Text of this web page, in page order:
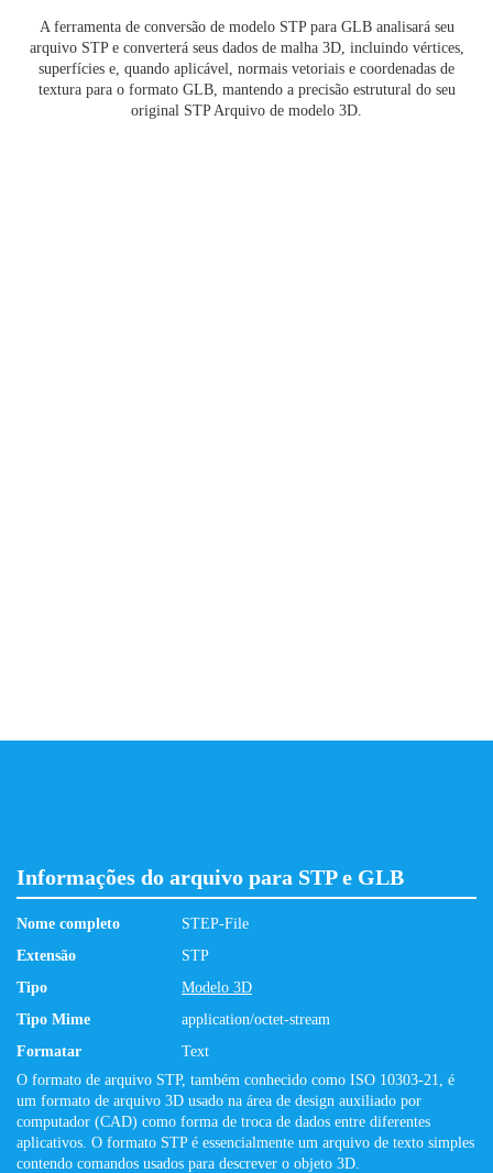
A ferramenta de conversão de modelo STP para GLB analisará seu
arquivo STP e converterá seus dados de malha 3D, incluindo vértices,
superfícies e, quando aplicável, normais vetoriais e coordenadas de
textura para o formato GLB, mantendo a precisão estrutural do seu
original STP Arquivo de modelo 3D.
Informações do arquivo para STP e GLB
Nome completo
STEP-File
Extensão
STP
Tipo
Modelo 3D
Tipo Mime
application/octet-stream
Formatar
Text
O formato de arquivo STP, também conhecido como ISO 10303-21, é
um formato de arquivo 3D usado na área de design auxiliado por
computador (CAD) como forma de troca de dados entre diferentes
aplicativos. O formato STP é essencialmente um arquivo de texto simples
contendo comandos usados ​​para descrever o objeto 3D.